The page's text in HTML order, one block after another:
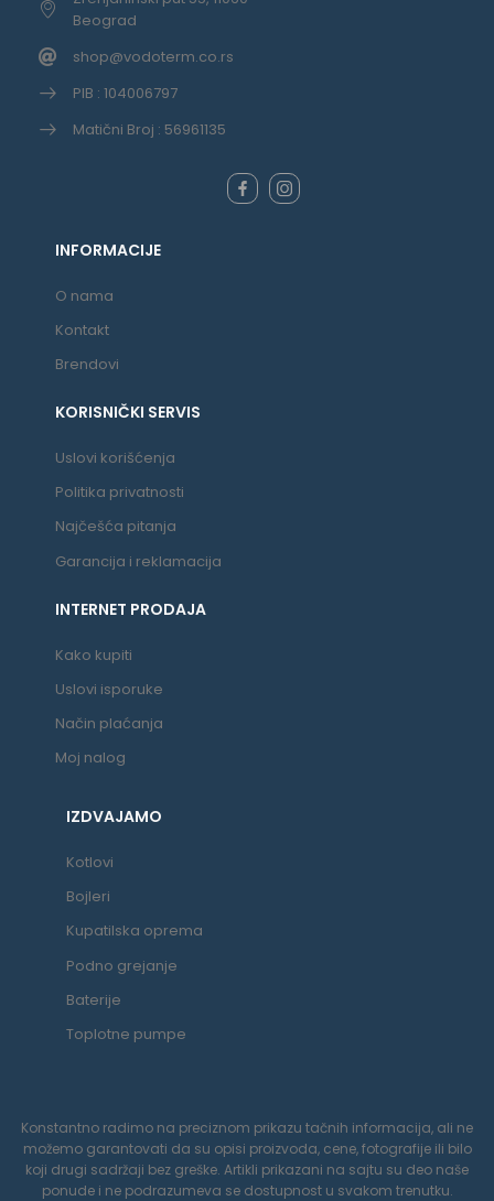
Beograd
shop@vodoterm.co.rs
PIB : 104006797
Matični Broj : 56961135
INFORMACIJE
O nama
Kontakt
Brendovi
KORISNIČKI SERVIS
Uslovi korišćenja
Politika privatnosti
Najčešća pitanja
Garancija i reklamacija
INTERNET PRODAJA
Kako kupiti
Uslovi isporuke
Način plaćanja
Moj nalog
IZDVAJAMO
Kotlovi
Bojleri
Kupatilska oprema
Podno grejanje
Baterije
Toplotne pumpe
Konstantno radimo na preciznom prikazu tačnih informacija, ali ne
možemo garantovati da su opisi proizvoda, cene, fotografije ili bilo
koji drugi sadržaji bez greške. Artikli prikazani na sajtu su deo naše
ponude i ne podrazumeva se dostupnost u svakom trenutku.